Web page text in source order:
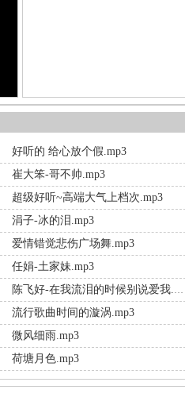
好听的 给心放个假.mp3
崔大笨-哥不帅.mp3
超级好听~高端大气上档次.mp3
涓子-冰的泪.mp3
爱情错觉悲伤广场舞.mp3
任娟-土家妹.mp3
陈飞好-在我流泪的时候别说爱我.mp3
流行歌曲时间的漩涡.mp3
微风细雨.mp3
荷塘月色.mp3